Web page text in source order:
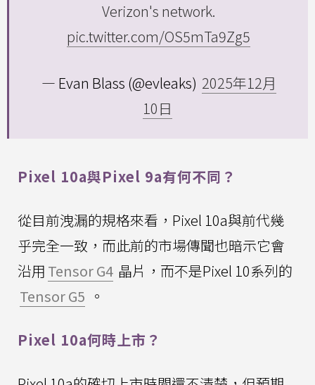
Verizon's network.
pic.twitter.com/OS5mTa9Zg5
— Evan Blass (@evleaks) 2025年12月
10日
Pixel 10a與Pixel 9a有何不同？
從目前洩漏的規格來看，Pixel 10a與前代幾
乎完全一致，而此前的市場傳聞也暗示它會
沿用 Tensor G4 晶片，而不是Pixel 10系列的
Tensor G5 。
Pixel 10a何時上市？